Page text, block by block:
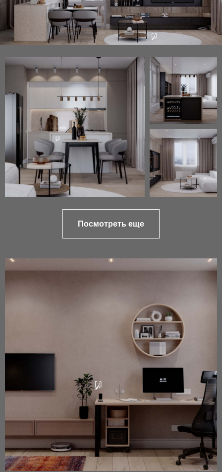
Посмотреть еще